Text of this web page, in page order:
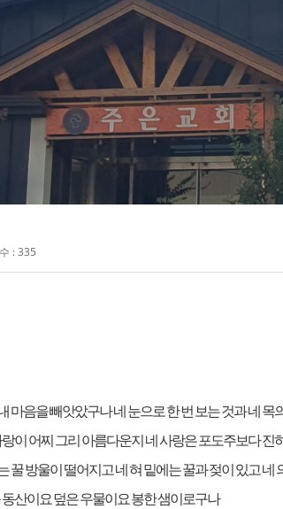
: 335
마음을 빼앗았구나 네 눈으로 한 번 보는 것과 네
이 어찌 그리 아름다운지 네 사랑은 포도주보다
꿀 방울이 떨어지고 네 혀 밑에는 꿀과 젖이 있고 네
동산이요 덮은 우물이요 봉한 샘이로구나